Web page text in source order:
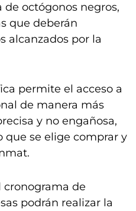
octógonos negros,
que deberán
alcanzados por la
permite el acceso a
de manera más
y no engañosa,
que se elige comprar y
cronograma de
podrán realizar la